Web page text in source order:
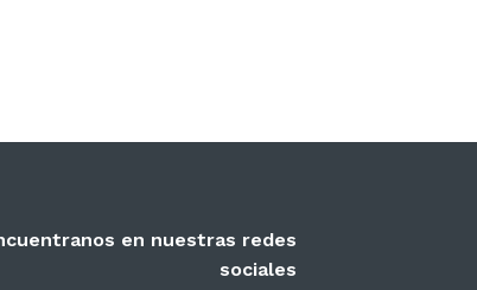
en nuestras redes
sociales